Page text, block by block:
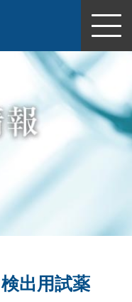
出用試薬